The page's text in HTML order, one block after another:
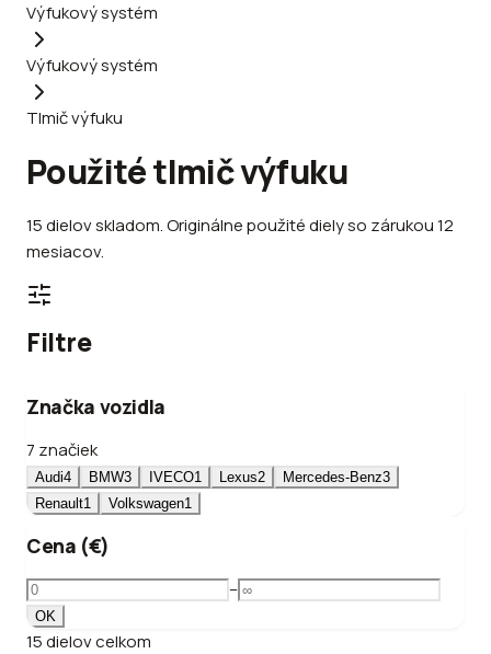
Výfukový systém
Výfukový systém
Tlmič výfuku
Použité tlmič výfuku
15dielovskladom.Originálne použité diely so zárukou 12
mesiacov.
Filtre
Značka vozidla
7 značiek
Audi4 BMW3 IVECO1 Lexus2 Mercedes-Benz3
Renault1 Volkswagen1
Cena (€)
–
OK
15dielovcelkom